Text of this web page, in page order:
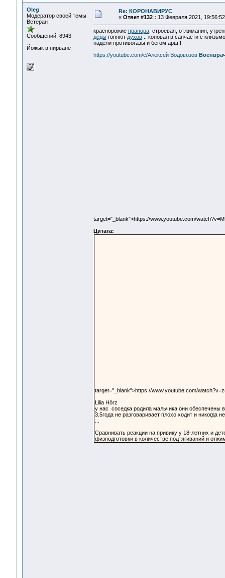
Oleg
Модератор своей темы
Ветеран
Сообщений: 8943
Йожык в нирване
Re: КОРОНАВИРУС
« Ответ #132 : 13 Февраля 2021,
краснорожие прапора, строевая, отжимания,
дедыгоняют духов.. коновал в санчасти с
надели противогазы и бегом арш !
https://youtube.com/c/Алексей Водовозов
target="_blank">https://www.youtube.com/
Цитата:
target="_blank">https://www.youtube.com/
Lilia Hörz
у нас соседка родила мальчика они обеспечены
3.5года не разговаривает плохо ходит и никогда
Сравнивать реакции на привику у 18-летних и
физподготовки в количестве подтягиваний и